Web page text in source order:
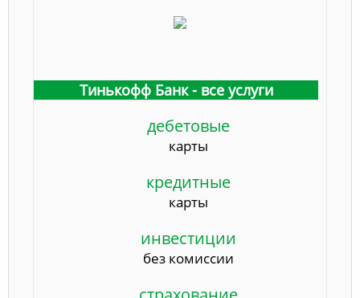
Тинькофф Банк - все услуги
дебетовые
карты
кредитные
карты
инвестиции
без комиссии